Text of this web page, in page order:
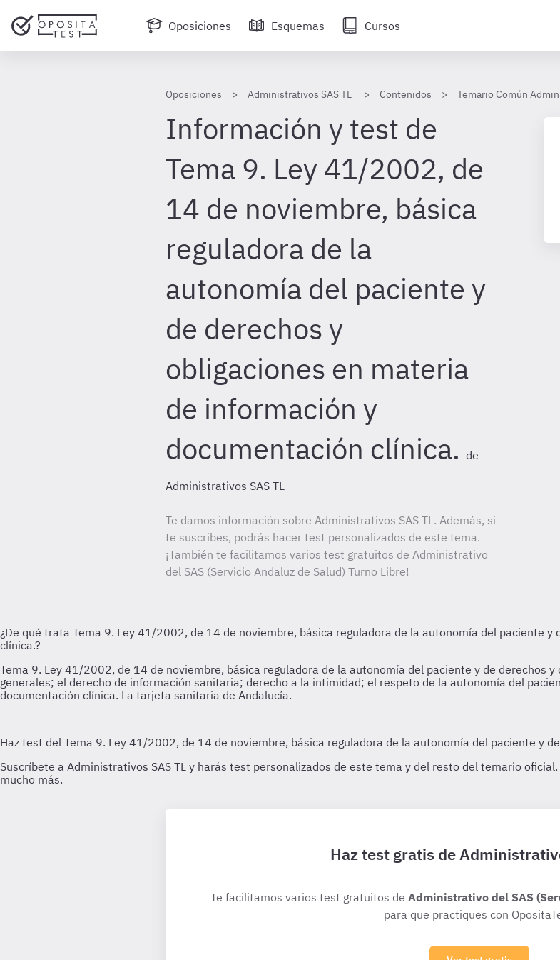
Oposiciones Esquemas Cursos
Oposiciones Administrativos SAS TL Contenidos Temario Común
Información y test de
Tema 9. Ley 41/2002, de
14 de noviembre, básica
reguladora de la
autonomía del paciente y
de derechos y
obligaciones en materia
de información y
documentación clínica. de
Administrativos SAS TL
Te damos información sobre Administrativos SAS TL. Además, si
te suscribes, podrás hacer test personalizados de este tema.
¡También te facilitamos varios test gratuitos de Administrativo
del SAS (Servicio Andaluz de Salud) Turno Libre!
Haz test gratis de
Te facilitamos varios test gratuitos de Administrativo del SAS
para que practiques con